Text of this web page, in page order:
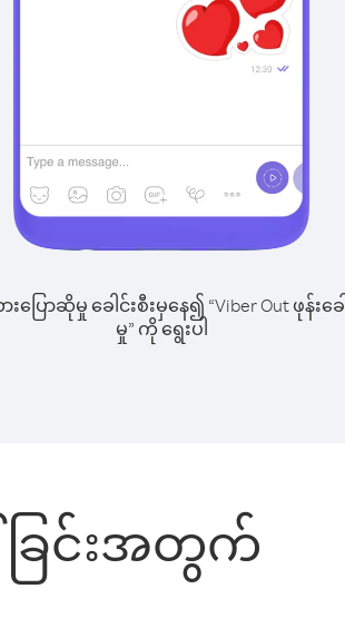
းပြောဆိုမှု ခေါင်းစီးမှနေ၍ “Viber Out ဖုန်းခေါ်
မှု” ကို ရွေးပါ
ခြင်းအတွက်